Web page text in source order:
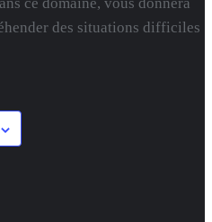
des situations difficiles